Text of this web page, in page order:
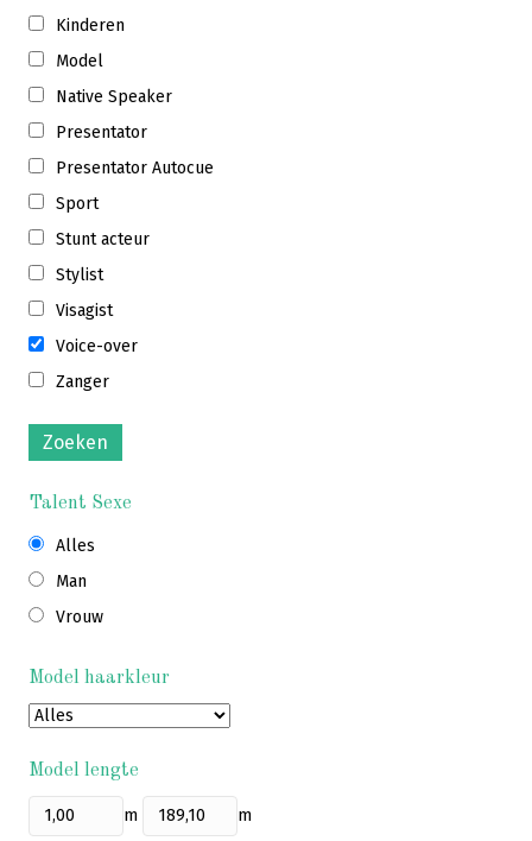
Kinderen
Model
Native Speaker
Presentator
Presentator Autocue
Sport
Stunt acteur
Stylist
Visagist
Voice-over
Zanger
Talent Sexe
Alles
Man
Vrouw
Model haarkleur
Model
Model lengte
Model
lengte
m
Model
lengte
m